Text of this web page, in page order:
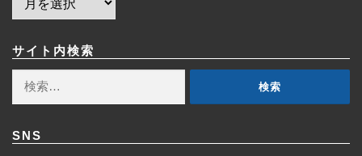
イ
ブ
サイト内検索
SNS